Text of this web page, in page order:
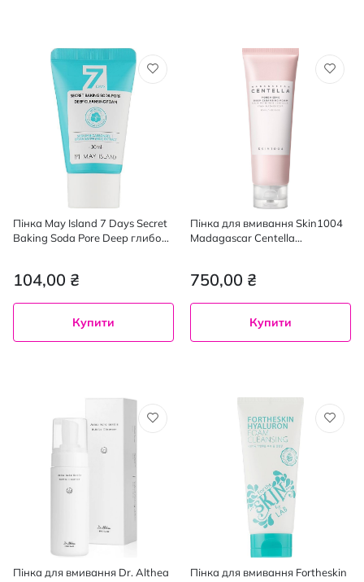
Пінка May Island 7 Days Secret
Baking Soda Pore Deep глибоко
104,00 ₴
Купити
Пінка для вмивання Skin1004
Madagascar Centella
125 мл
750,00 ₴
Купити
Пінка для вмивання Dr. Althea
Пінка для вмивання Fortheskin